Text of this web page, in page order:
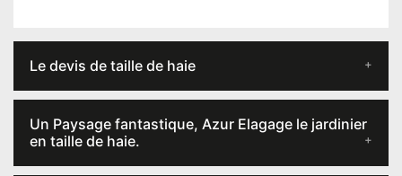
Le devis de taille de haie
Un Paysage fantastique, Azur Elagage le jardinier
en taille de haie.